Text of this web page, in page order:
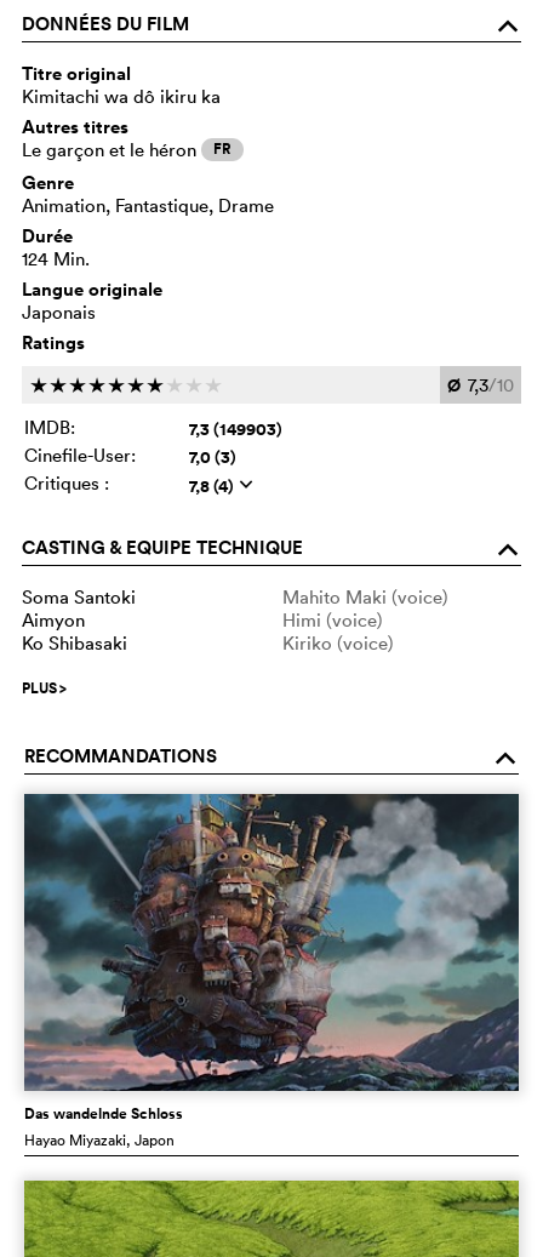
DONNÉES DU FILM o
Titre original
Kimitachi wa dô ikiru ka
Autres titres
Le garçon et le héron FR
Genre
Animation, Fantastique, Drame
Durée
124 Min.
Langue originale
Japonais
Ratings
ccccccc c c c Ø 7,3/10
IMDB:
7,3 (149903)
Cinefile-User: 7,0 (3)
Critiques : 7,8 (4) q
CASTING & EQUIPE TECHNIQUE o
Soma Santoki
Mahito Maki (voice)
Aimyon
Himi (voice)
Ko Shibasaki
Kiriko (voice)
PLUS>
RECOMMANDATIONS o
Das wandelnde Schloss
Hayao Miyazaki, Japon